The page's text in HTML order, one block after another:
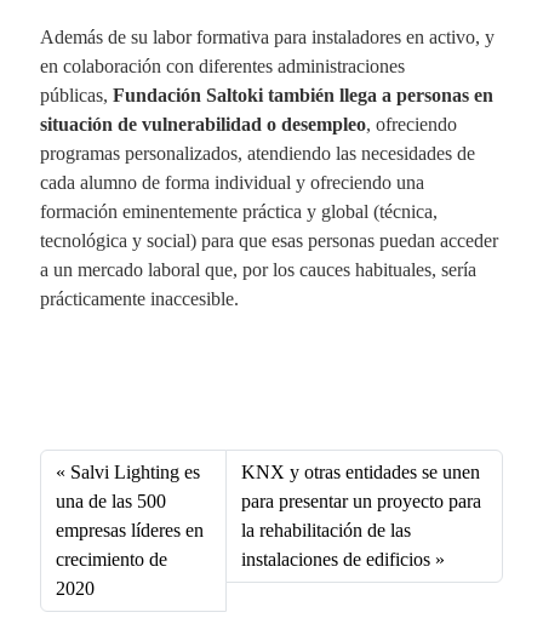
Además de su labor formativa para instaladores en activo, y
en colaboración con diferentes administraciones
públicas, Fundación Saltoki también llega a personas en
situación de vulnerabilidad o desempleo, ofreciendo
programas personalizados, atendiendo las necesidades de
cada alumno de forma individual y ofreciendo una
formación eminentemente práctica y global (técnica,
tecnológica y social) para que esas personas puedan acceder
a un mercado laboral que, por los cauces habituales, sería
prácticamente inaccesible.
bo
ok
ed
ail ts
A
pp
Salvi Lighting es
una de las 500
empresas líderes en
crecimiento de
2020
KNX y otras entidades se unen
para presentar un proyecto para
la rehabilitación de las
instalaciones de edificios